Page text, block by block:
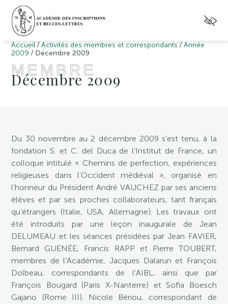
Accueil /Activités des membres et correspondants /Année
2009 / Décembre 2009
MEMBRE
Décembre 2009
Du 30 novembre au 2 décembre 2009 s’est tenu, à la
fondation S. et C. del Duca de l’Institut de France, un
colloque intitulé « Chemins de perfection, expériences
religieuses dans l’Occident médiéval », organisé en
l’honneur du Président André VAUCHEZ par ses anciens
élèves et par ses proches collaborateurs, tant français
qu’étrangers (Italie, USA, Allemagne). Les travaux ont
été introduits par une leçon inaugurale de Jean
DELUMEAU et les séances présidées par Jean FAVIER,
Bernard GUENÉE, Francis RAPP et Pierre TOUBERT,
membres de l’Académie, Jacques Dalarun et François
Dolbeau, correspondants de l’AIBL, ainsi que par
François Bougard (Paris X-Nanterre) et Sofia Boesch
Gajano (Rome III). Nicole Bériou, correspondant de